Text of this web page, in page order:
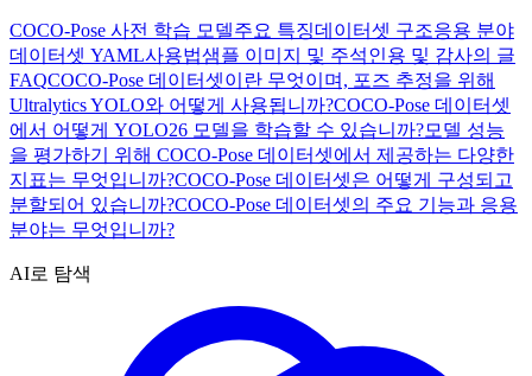
COCO-Pose 사전 학습 모델주요 특징데이터셋 구조응용 분야
데이터셋 YAML사용법샘플 이미지 및 주석인용 및 감사의 글
FAQCOCO-Pose 데이터셋이란 무엇이며, 포즈 추정을 위해
Ultralytics YOLO와 어떻게 사용됩니까?COCO-Pose 데이터셋
에서 어떻게 YOLO26 모델을 학습할 수 있습니까?모델 성능
을 평가하기 위해 COCO-Pose 데이터셋에서 제공하는 다양한
지표는 무엇입니까?COCO-Pose 데이터셋은 어떻게 구성되고
분할되어 있습니까?COCO-Pose 데이터셋의 주요 기능과 응용
분야는 무엇입니까?
AI로 탐색